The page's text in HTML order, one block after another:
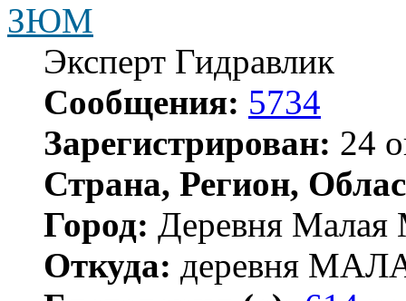
ЗЮМ
Эксперт Гидравлик
Сообщения: 5734
Зарегистрирован: 24
Страна, Регион,
Город: Деревня Малая
Откуда: деревня